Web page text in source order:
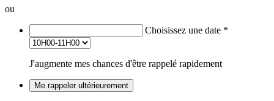
ou
Choisissez une date *
J'augmente mes chances d'être rappelé rapidement
Me rappeler ultérieurement